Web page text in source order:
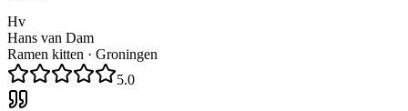
Hv
Hans van Dam
Ramen kitten · Groningen
5.0